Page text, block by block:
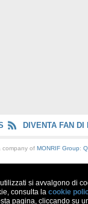
DIVENTA FAN DI
company of MONRIF Group:
si avvalgono di
consulta la cookie
pagina, cliccando su